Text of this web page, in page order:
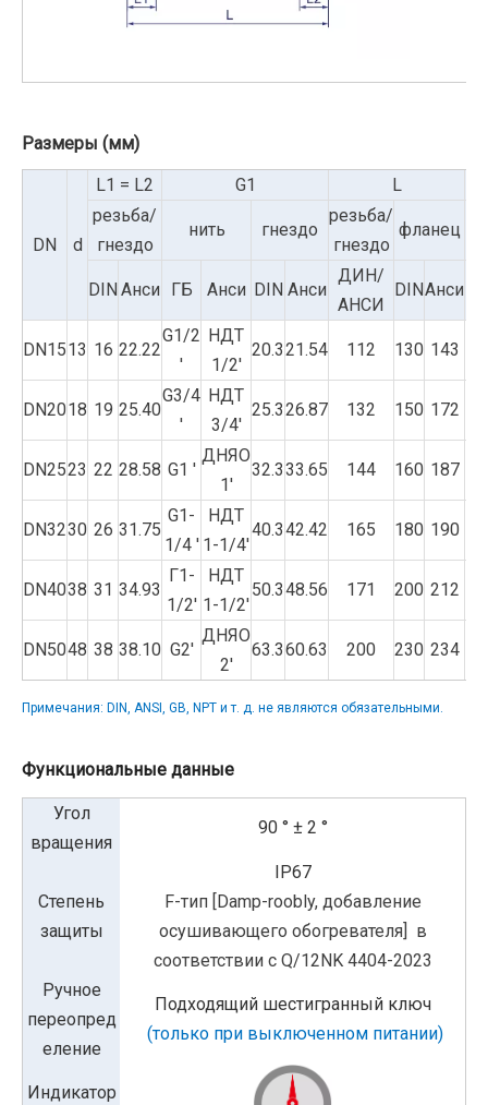
Размеры (мм)
DN d
L1 = L2 G1
L
резьба/
гнездо
нить гнездо
резьба/
гнездо
фланец
DIN Анси ГБ Анси DIN Анси
ДИН/
АНСИ
DINАнси
DN1513 16 22.22
G1/2
'
НДТ
1/2'
20.321.54 112 130 143
DN2018 19 25.40
G3/4
'
НДТ
3/4'
25.326.87 132 150 172
DN2523 22 28.58 G1 '
ДНЯО
1'
32.333.65 144 160 187
DN3230 26 31.75
G1-
1/4 '
НДТ
1-1/4'
40.342.42 165 180 190
DN4038 31 34.93
Г1-
1/2'
НДТ
1-1/2'
50.348.56 171 200 212
DN5048 38 38.10 G2'
ДНЯО
2'
63.360.63 200 230 234
Примечания: DIN, ANSI, GB, NPT и т. д. не являются обязательными.
Функциональные данные
Угол
вращения
90 ° ± 2 °
Степень
защиты
IP67
F-тип [Damp-roobly, добавление
осушивающего обогревателя] в
соответствии с Q/12NK 4404-2023
Ручное
переопред
еление
Подходящий шестигранный ключ
(только при выключенном питании)
Индикатор